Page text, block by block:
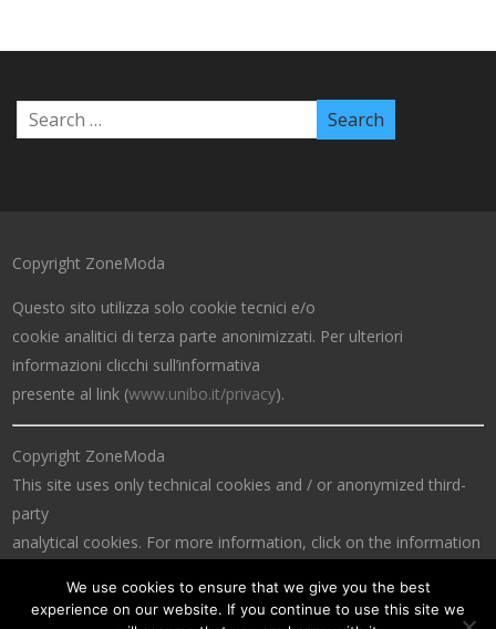
Copyright ZoneModa
Questo sito utilizza solo cookie tecnici e/o
cookie analitici di terza parte anonimizzati. Per ulteriori
informazioni clicchi sull’informativa
presente al link (www.unibo.it/privacy).
Copyright ZoneModa
This site uses only technical cookies and / or anonymized third-
party
analytical cookies. For more information, click on the information
We use cookies to ensure that we give you the best
experience on our website. If you continue to use this site we